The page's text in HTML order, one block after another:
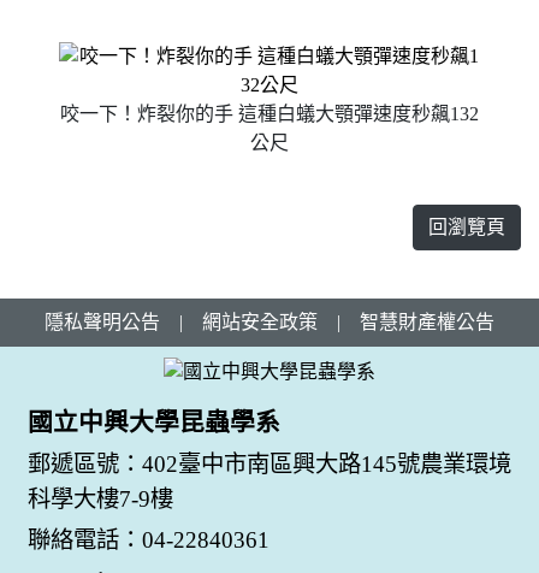
咬一下！炸裂你的手 這種白蟻大顎彈速度秒飆132
公尺
回瀏覽頁
隱私聲明公告 | 網站安全政策 | 智慧財產權公告
國立中興大學昆蟲學系
郵遞區號：402臺中市南區興大路145號農業環境
科學大樓7-9樓
聯絡電話：04-22840361